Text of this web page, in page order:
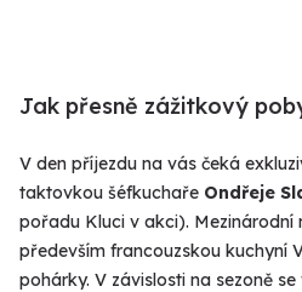
Jak přesně zážitkový
V den příjezdu na vás čeká
taktovkou šéfkuchaře Ondřeje
pořadu Kluci v akci). Mezinárodní
především francouzskou kuchyní
pohárky. V závislosti na sezoně